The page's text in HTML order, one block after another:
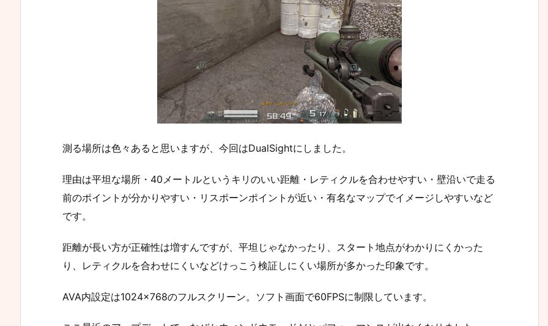
測る場所は色々あると思いますが、今回はDualSightにしました。
理由は平坦な場所・40メートルというキリのいい距離・レティクルを合わせやすい・壁沿いで走る
前のポイントが分かりやすい・リスポーンポイントが近い・有名なマップでイメージしやすいなど
です。
距離が長い方が正確性は増すんですが、平坦じゃなかったり、スタート地点がわかりにくかった
り、レティクルを合わせにくいなどけっこう検証しにくい場所が多かった印象です。
AVA内設定は1024×768のフルスクリーン。ソフト画面で60FPSに制限しています。